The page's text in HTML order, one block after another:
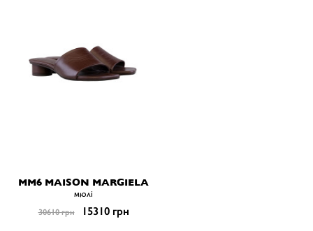
MM6 MAISON MARGIELA
мюлі
30610 грн 15310 грн